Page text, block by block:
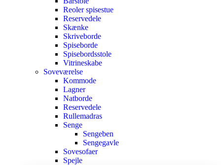
Reoler spisestue
Reservedele
Skænke
Skriveborde
Spiseborde
Spisebordsstole
Vitrineskabe
Soveværelse
Kommode
Lagner
Natborde
Reservedele
Rullemadras
Senge
Sengeben
Sengegavle
Sovesofaer
Spejle